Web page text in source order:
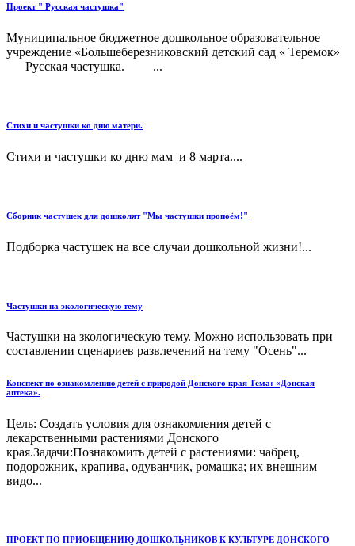
Проект " Русская частушка"
Муниципальное бюджетное дошкольное образовательное
учреждение «Большеберезниковский детский сад « Теремок»
Русская частушка. ...
Стихи и частушки ко дню матери.
Стихи и частушки ко дню мам и 8 марта....
Сборник частушек для дошколят "Мы частушки пропоём!"
Подборка частушек на все случаи дошкольной жизни!...
Частушки на экологическую тему
Частушки на зкологическую тему. Можно использовать при
составлении сценариев развлечений на тему "Осень"...
Конспект по ознакомлению детей с природой Донского края Тема: «Донская
аптека».
Цель: Создать условия для ознакомления детей с
лекарственными растениями Донского
края.Задачи:Познакомить детей с растениями: чабрец,
подорожник, крапива, одуванчик, ромашка; их внешним
видо...
ПРОЕКТ ПО ПРИОБЩЕНИЮ ДОШКОЛЬНИКОВ К КУЛЬТУРЕ ДОНСКОГО